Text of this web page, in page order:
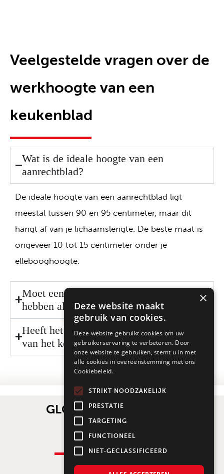
Veelgestelde vragen over de
werkhoogte van een
keukenblad
Wat is de ideale hoogte van een
aanrechtblad?
De ideale hoogte van een aanrechtblad ligt
meestal tussen 90 en 95 centimeter, maar dit
hangt af van je lichaamslengte. De beste maat is
ongeveer 10 tot 15 centimeter onder je
ellebooghoogte.
Moet een keukeneiland dezelfde hoogte
hebben als het keukenblad?
Heeft het materiaal invloed op de hoogte
van het keukenblad?
GLOEDNIEUWE GRATIS
BELEVINGSGIDS
×
Deze website maakt
gebruik van cookies.
Deze website gebruikt cookies om uw
gebruikerservaring te verbeteren. Door
onze website te gebruiken, stemt u in met
alle cookies in overeenstemming met ons
Cookiebeleid.
STRIKT NOODZAKELIJK
PRESTATIE
TARGETING
FUNCTIONEEL
NIET-GECLASSIFICEERD